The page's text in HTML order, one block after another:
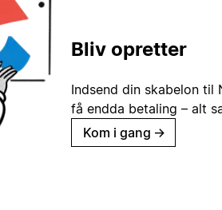
Bliv opretter
Indsend din skabelon
få endda betaling – alt
Kom i gang →